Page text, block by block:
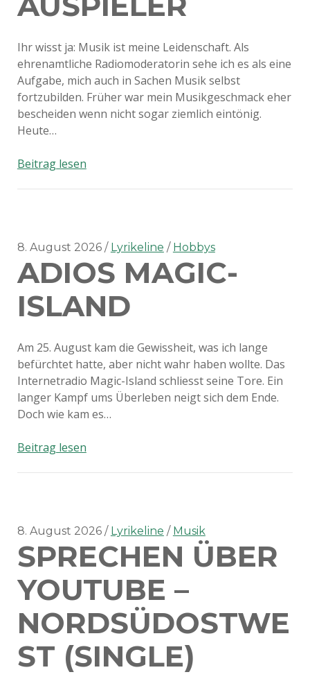
Ihr wisst ja: Musik ist meine Leidenschaft. Als
ehrenamtliche Radiomoderatorin sehe ich es als eine
Aufgabe, mich auch in Sachen Musik selbst
fortzubilden. Früher war mein Musikgeschmack eher
bescheiden wenn nicht sogar ziemlich eintönig.
Heute…
Beitrag lesenSingende
8. August 2026 Lyrikeline Hobbys
ADIOS MAGIC-
ISLAND
Am 25. August kam die Gewissheit, was ich lange
befürchtet hatte, aber nicht wahr haben wollte. Das
Internetradio Magic-Island schliesst seine Tore. Ein
langer Kampf ums Überleben neigt sich dem Ende.
Doch wie kam es…
Beitrag lesenAdios
8. August 2026 Lyrikeline Musik
SPRECHEN ÜBER
YOUTUBE –
NORDSÜDOSTWE
ST (SINGLE)